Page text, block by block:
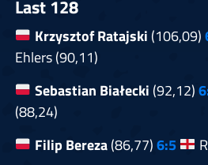
Last 128
Krzysztof Ratajski (106,09)
Ehlers (90,11)
Sebastian Białecki (92,12)
(88,24)
Filip Bereza(86,77)6:5